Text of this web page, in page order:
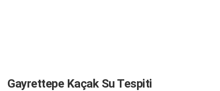
Gayrettepe Kaçak Su Tespiti